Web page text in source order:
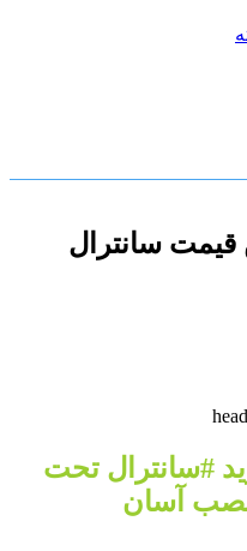
قیمت سانترال
#سانترال تحت
نصب آسان